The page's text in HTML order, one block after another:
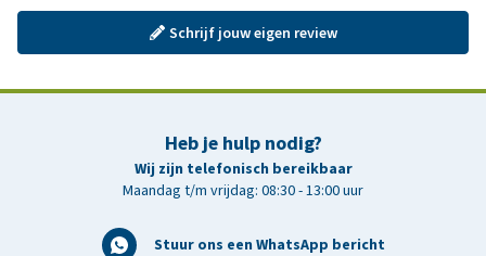
Schrijf jouw eigen review
Heb je hulp nodig?
Wij zijn telefonisch bereikbaar
Maandag t/m vrijdag: 08:30 - 13:00 uur
Stuur ons een WhatsApp bericht